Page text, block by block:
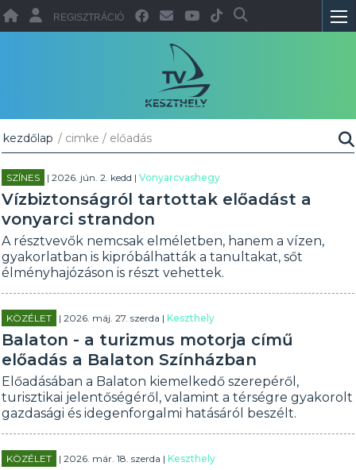
REGISZTRÁCIÓ
kezdőlap / cimke / előadás
SZÍNES | 2026. jún. 2. kedd |Vonyarcvashegy
Vízbiztonságról tartottak előadást a
vonyarci strandon
A résztvevők nemcsak elméletben, hanem a vízen,
gyakorlatban is kipróbálhatták a tanultakat, sőt
élményhajózáson is részt vehettek.
KÖZÉLET | 2026. máj. 27. szerda |Keszthely
Balaton - a turizmus motorja című
előadás a Balaton Színházban
Előadásában a Balaton kiemelkedő szerepéről,
turisztikai jelentőségéről, valamint a térségre gyakorolt
gazdasági és idegenforgalmi hatásáról beszélt.
KÖZÉLET | 2026. már. 18. szerda |Keszthely